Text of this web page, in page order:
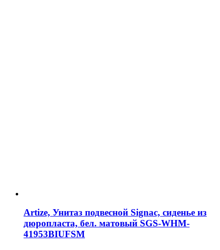
Artize, Унитаз подвесной Signac, сиденье из
дюропласта, бел. матовый SGS-WHM-
41953BIUFSM